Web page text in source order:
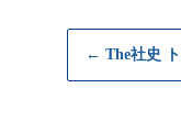
← The社史